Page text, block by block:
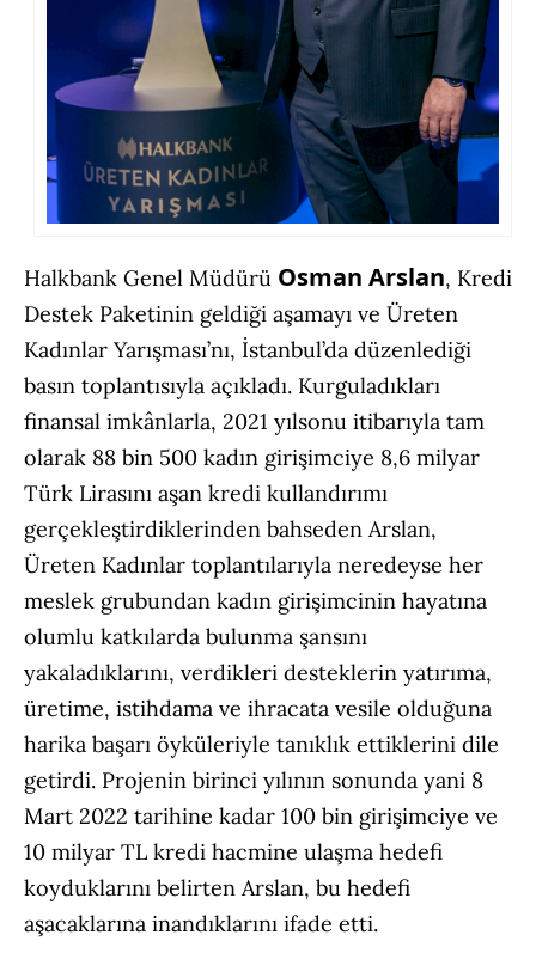
Halkbank Genel Müdürü Osman Arslan, Kredi
Destek Paketinin geldiği aşamayı ve Üreten
Kadınlar Yarışması’nı, İstanbul’da düzenlediği
basın toplantısıyla açıkladı. Kurguladıkları
finansal imkânlarla, 2021 yılsonu itibarıyla tam
olarak 88 bin 500 kadın girişimciye 8,6 milyar
Türk Lirasını aşan kredi kullandırımı
gerçekleştirdiklerinden bahseden Arslan,
Üreten Kadınlar toplantılarıyla neredeyse her
meslek grubundan kadın girişimcinin hayatına
olumlu katkılarda bulunma şansını
yakaladıklarını, verdikleri desteklerin yatırıma,
üretime, istihdama ve ihracata vesile olduğuna
harika başarı öyküleriyle tanıklık ettiklerini dile
getirdi. Projenin birinci yılının sonunda yani 8
Mart 2022 tarihine kadar 100 bin girişimciye ve
10 milyar TL kredi hacmine ulaşma hedefi
koyduklarını belirten Arslan, bu hedefi
aşacaklarına inandıklarını ifade etti.